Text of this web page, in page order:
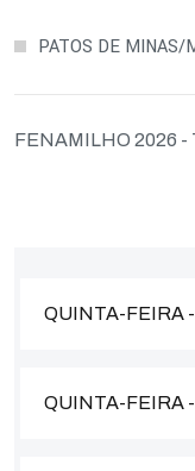
PATOS DE
FENAMILHO 2026 -
QUINTA-FEIRA
QUINTA-FEIRA